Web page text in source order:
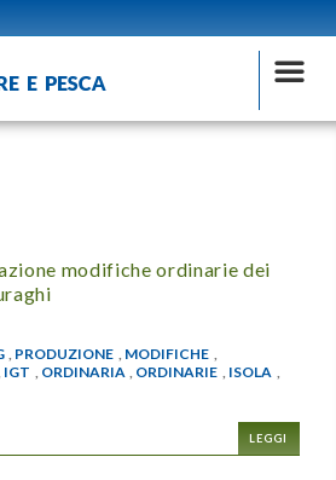
E PESCA
modifiche ordinarie dei
, PRODUZIONE , MODIFICHE ,
IGT , ORDINARIA , ORDINARIE , ISOLA ,
LEGGI